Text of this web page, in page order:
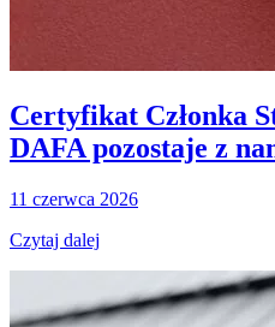
Certyfikat Członka
DAFA pozostaje z
11 czerwca 2026
Czytaj dalej